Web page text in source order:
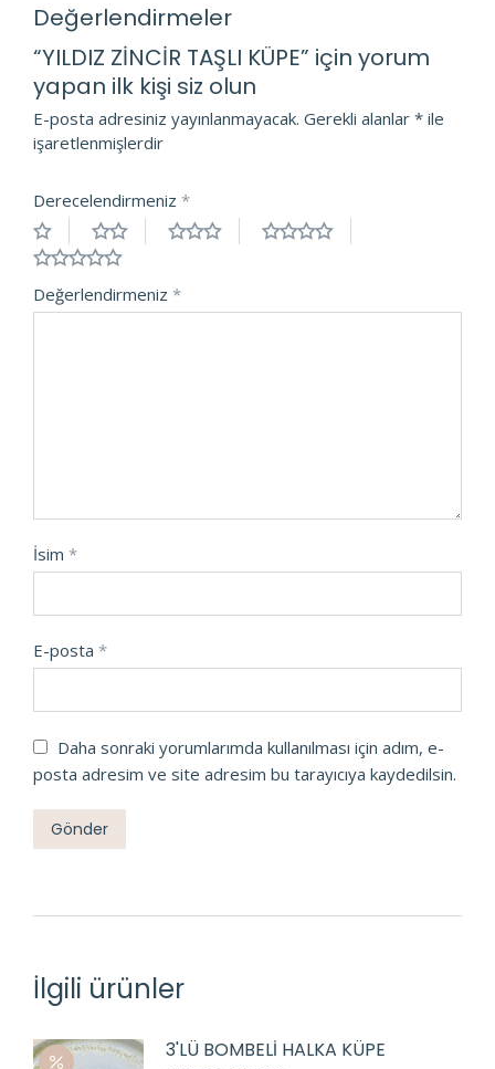
Değerlendirmeler
“YILDIZ ZİNCİR TAŞLI KÜPE” için yorum
yapan ilk kişi siz olun
E-posta adresiniz yayınlanmayacak. Gerekli alanlar * ile
işaretlenmişlerdir
Derecelendirmeniz *
Değerlendirmeniz *
İsim *
E-posta *
Daha sonraki yorumlarımda kullanılması için adım, e-
posta adresim ve site adresim bu tarayıcıya kaydedilsin.
İlgili ürünler
3'LÜ BOMBELİ HALKA KÜPE